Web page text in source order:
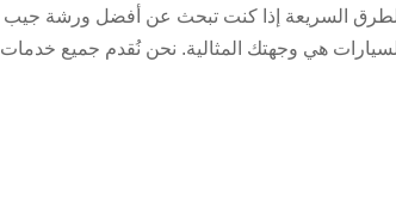
السريعة إذا كنت تبحث عن أفضل ورشة جيب
هي وجهتك المثالية. نحن نُقدم جميع خدمات